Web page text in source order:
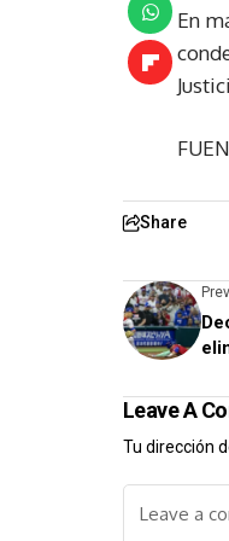
En
Share
Leave A
Tu dirección